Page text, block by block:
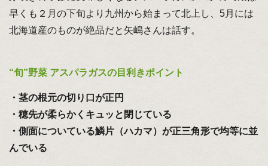
早くも２月の下旬より九州から始まって北上し、5月には
北海道産のものが絶品だと矢嶋さんは話す。
“旬”野菜 アスパラガスの目利きポイント
・茎の根元の切り口が正円
・穂先が柔らかくキュッと閉じている
・側面についている鱗片（ハカマ）が正三角形で均等に並
んでいる